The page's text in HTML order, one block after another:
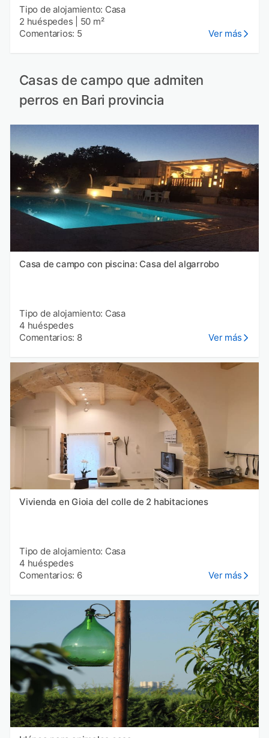
Tipo de alojamiento: Casa
2 huéspedes
50 m²
Comentarios: 5
Ver más
Casas de campo que admiten
perros en Bari provincia
Casa de campo con piscina: Casa del algarrobo
Tipo de alojamiento: Casa
4 huéspedes
Comentarios: 8
Ver más
Vivienda en Gioia del colle de 2 habitaciones
Tipo de alojamiento: Casa
4 huéspedes
Comentarios: 6
Ver más